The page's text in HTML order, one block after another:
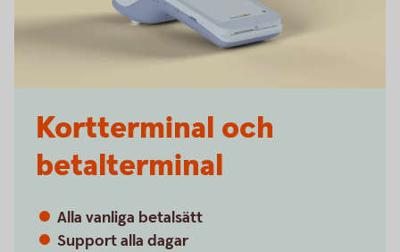
Kortterminal och
betalterminal
Alla vanliga betalsätt
Support alla dagar